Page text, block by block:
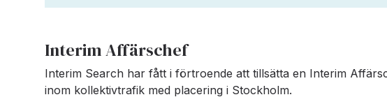
Interim Affärschef
Interim Search har fått i förtroende att tillsätta en Interim
inom kollektivtrafik med placering i Stockholm.